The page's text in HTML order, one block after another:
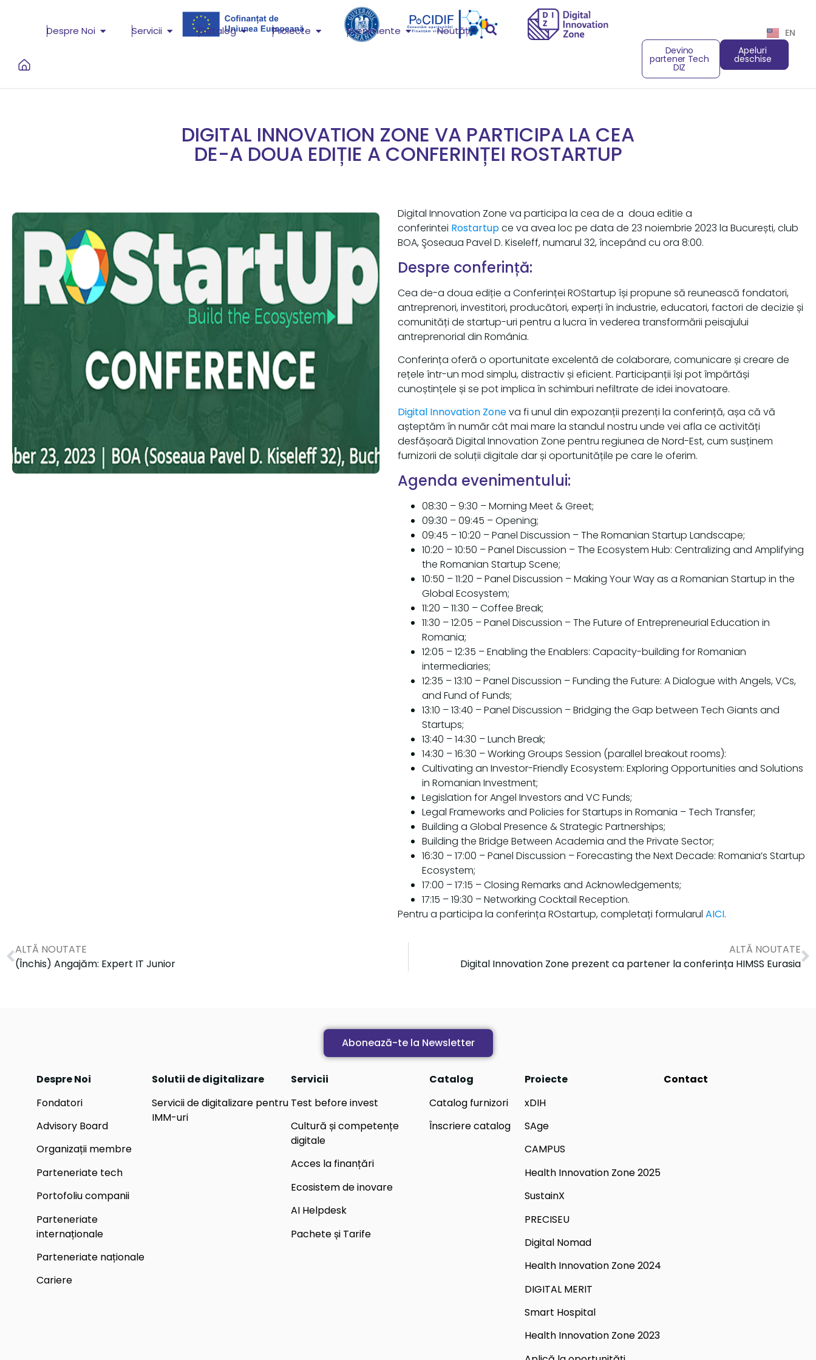
Despre Noi Servicii Catalog Proiecte Evenimente Noutăți
EN
Devino
partener Tech
DIZ
Apeluri
deschise
DIGITAL INNOVATION ZONE VA PARTICIPA LA CEA
DE-A DOUA EDIȚIE A CONFERINȚEI ROSTARTUP
Digital Innovation Zone va participa la cea de a doua editie a
conferintei Rostartupce va avea loc pe data de 23 noiembrie 2023 la București, club
BOA, Şoseaua Pavel D. Kiseleff, numarul 32, începând cu ora 8:00.
Despre conferință:
Cea de-a doua ediție a Conferinței ROStartup își propune să reunească fondatori,
antreprenori, investitori, producători, experți în industrie, educatori, factori de decizie și
comunități de startup-uri pentru a lucra în vederea transformării peisajului
antreprenorial din România.
Conferința oferă o oportunitate excelentă de colaborare, comunicare și creare de
rețele într-un mod simplu, distractiv și eficient. Participanții își pot împărtăși
cunoștințele și se pot implica în schimburi nefiltrate de idei inovatoare.
Digital Innovation Zoneva fi unul din expozanții prezenți la conferință, așa că vă
așteptăm în număr cât mai mare la standul nostru unde vei afla ce activități
desfășoară Digital Innovation Zone pentru regiunea de Nord-Est, cum susținem
furnizorii de soluții digitale dar și oportunitățile pe care le oferim.
Agenda evenimentului:
08:30 – 9:30 – Morning Meet & Greet;
09:30 – 09:45 – Opening;
09:45 – 10:20 – Panel Discussion – The Romanian Startup Landscape;
10:20 – 10:50 – Panel Discussion – The Ecosystem Hub: Centralizing and Amplifying
the Romanian Startup Scene;
10:50 – 11:20 – Panel Discussion – Making Your Way as a Romanian Startup in the
Global Ecosystem;
11:20 – 11:30 – Coffee Break;
11:30 – 12:05 – Panel Discussion – The Future of Entrepreneurial Education in
Romania;
12:05 – 12:35 – Enabling the Enablers: Capacity-building for Romanian
intermediaries;
12:35 – 13:10 – Panel Discussion – Funding the Future: A Dialogue with Angels, VCs,
and Fund of Funds;
13:10 – 13:40 – Panel Discussion – Bridging the Gap between Tech Giants and
Startups;
13:40 – 14:30 – Lunch Break;
14:30 – 16:30 – Working Groups Session (parallel breakout rooms):
Cultivating an Investor-Friendly Ecosystem: Exploring Opportunities and Solutions
in Romanian Investment;
Legislation for Angel Investors and VC Funds;
Legal Frameworks and Policies for Startups in Romania – Tech Transfer;
Building a Global Presence & Strategic Partnerships;
Building the Bridge Between Academia and the Private Sector;
16:30 – 17:00 – Panel Discussion – Forecasting the Next Decade: Romania’s Startup
Ecosystem;
17:00 – 17:15 – Closing Remarks and Acknowledgements;
17:15 – 19:30 – Networking Cocktail Reception.
Pentru a participa la conferința ROstartup, completați formularulAICI.
ALTĂ NOUTATE
(Închis) Angajăm: Expert IT Junior
ALTĂ NOUTATE
Digital Innovation Zone prezent ca partener la conferința HIMSS Eurasia
Abonează-te la Newsletter
Despre Noi
Fondatori
Advisory Board
Organizații membre
Parteneriate tech
Portofoliu companii
Parteneriate
internaționale
Parteneriate naționale
Cariere
Solutii de digitalizare
Servicii de digitalizare pentru
IMM-uri
Servicii
Test before invest
Cultură și competențe
digitale
Acces la finanțări
Ecosistem de inovare
AI Helpdesk
Pachete și Tarife
Catalog
Catalog furnizori
Înscriere catalog
Proiecte
xDIH
SAge
CAMPUS
Health Innovation Zone 2025
SustainX
PRECISEU
Digital Nomad
Health Innovation Zone 2024
DIGITAL MERIT
Smart Hospital
Health Innovation Zone 2023
Contact